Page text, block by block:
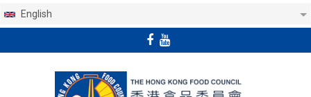
English